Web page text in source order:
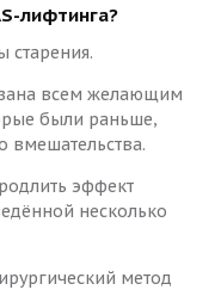
лифтинга?
старения.
всем желающим
были раньше,
вмешательства.
эффект
несколько
метод